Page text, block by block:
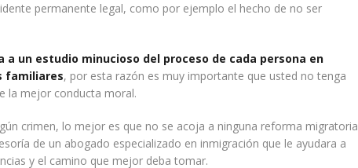
permanente legal, como por ejemplo el hecho de no ser
un estudio minucioso del proceso de cada persona en
familiares, por esta razón es muy importante que usted no tenga
la mejor conducta moral.
crimen, lo mejor es que no se acoja a ninguna reforma migratoria
de un abogado especializado en inmigración que le ayudara a
y el camino que mejor deba tomar.